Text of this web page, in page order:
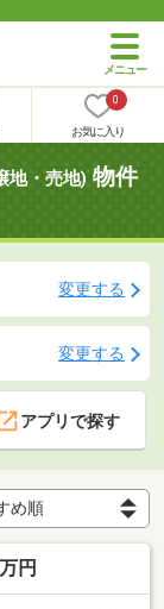
0
お気に入り
地・売地) 物件
変更する
変更する
アプリで探す
円